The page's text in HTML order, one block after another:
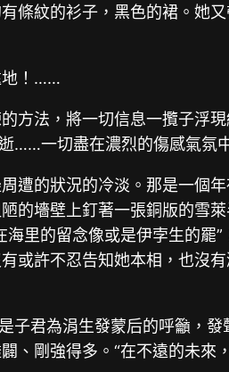
條紋的衫子，黑色的裙。她
地！……
法，將一切信息一攬子浮
……一切盡在濃烈的傷感氣氛
遭的狀況的冷淡。那是一個
的墻壁上釘著一張銅版的雪
的留念像或是伊孛生的罷
許不忍告知她本相，也沒
子君為涓生發蒙后的呼籲，
、剛強得多。“在不遠的未來